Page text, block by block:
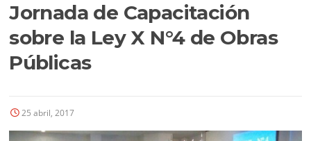
Jornada de Capacitación
sobre la Ley X N°4 de Obras
Públicas
25 abril, 2017